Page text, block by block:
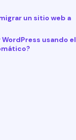
un sitio web a
usando el